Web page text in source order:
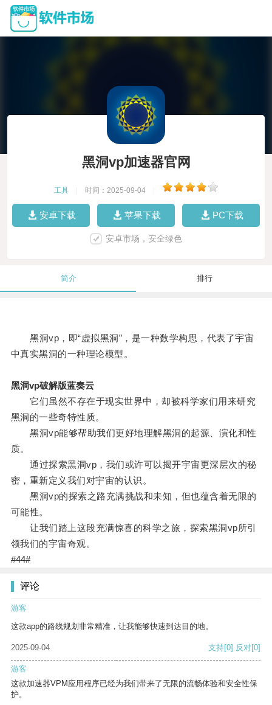
黑洞vp加速器官网
工具 时间：2025-09-04
安卓下载 苹果下载 PC下载
安卓市场，安全绿色
简介 排行
黑洞vp，即“虚拟黑洞”，是一种数学构思，代表了宇宙
中真实黑洞的一种理论模型。
黑洞vp破解版蓝奏云
它们虽然不存在于现实世界中，却被科学家们用来研究
黑洞的一些奇特性质。
黑洞vp能够帮助我们更好地理解黑洞的起源、演化和性
质。
通过探索黑洞vp，我们或许可以揭开宇宙更深层次的秘
密，重新定义我们对宇宙的认识。
黑洞vp的探索之路充满挑战和未知，但也蕴含着无限的
可能性。
让我们踏上这段充满惊喜的科学之旅，探索黑洞vp所引
领我们的宇宙奇观。
#44#
评论
游客
这款app的路线规划非常精准，让我能够快速到达目的地。
2025-09-04 支持[0] 反对[0]
游客
这款加速器VPM应用程序已经为我们带来了无限的流畅体验和安全性保
护。